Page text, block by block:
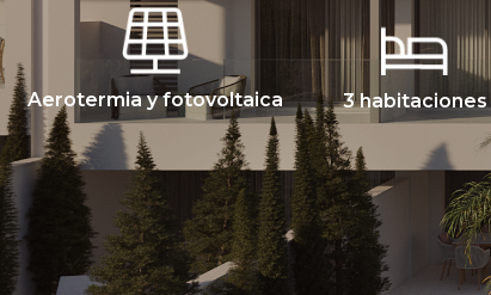
Aerotermia y fotovoltaica 3 habitaciones